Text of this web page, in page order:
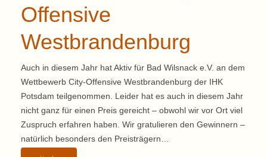
Offensive
Westbrandenburg
Auch in diesem Jahr hat Aktiv für Bad Wilsnack e.V. an dem
Wettbewerb City-Offensive Westbrandenburg der IHK
Potsdam teilgenommen. Leider hat es auch in diesem Jahr
nicht ganz für einen Preis gereicht – obwohl wir vor Ort viel
Zuspruch erfahren haben. Wir gratulieren den Gewinnern –
natürlich besonders den Preisträgern…